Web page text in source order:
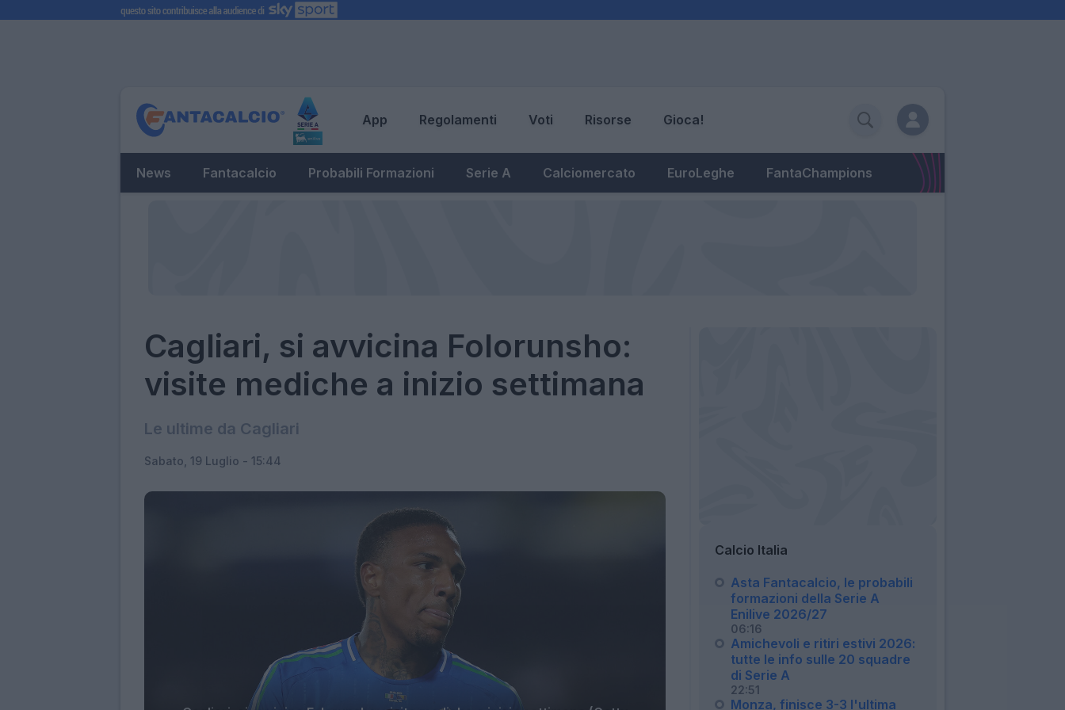
App Regolamenti Voti Risorse Gioca!
News Fantacalcio Probabili Formazioni Serie A Calciomercato EuroLeghe FantaChampions
Cagliari, si avvicina Folorunsho:
visite mediche a inizio settimana
Le ultime da Cagliari
Sabato, 19 Luglio - 15:44
Calcio Italia
Asta Fantacalcio, le probabili
formazioni della Serie A
Enilive 2026/27
06:16
Amichevoli e ritiri estivi 2026:
tutte le info sulle 20 squadre
di Serie A
22:51
Monza, finisce 3-3 l'ultima